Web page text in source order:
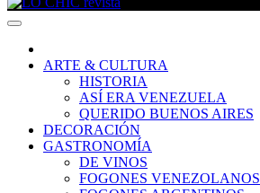
ARTE & CULTURA
HISTORIA
ASÍ ERA VENEZUELA
QUERIDO BUENOS AIRES
DECORACIÓN
GASTRONOMÍA
DE VINOS
FOGONES VENEZOLANOS